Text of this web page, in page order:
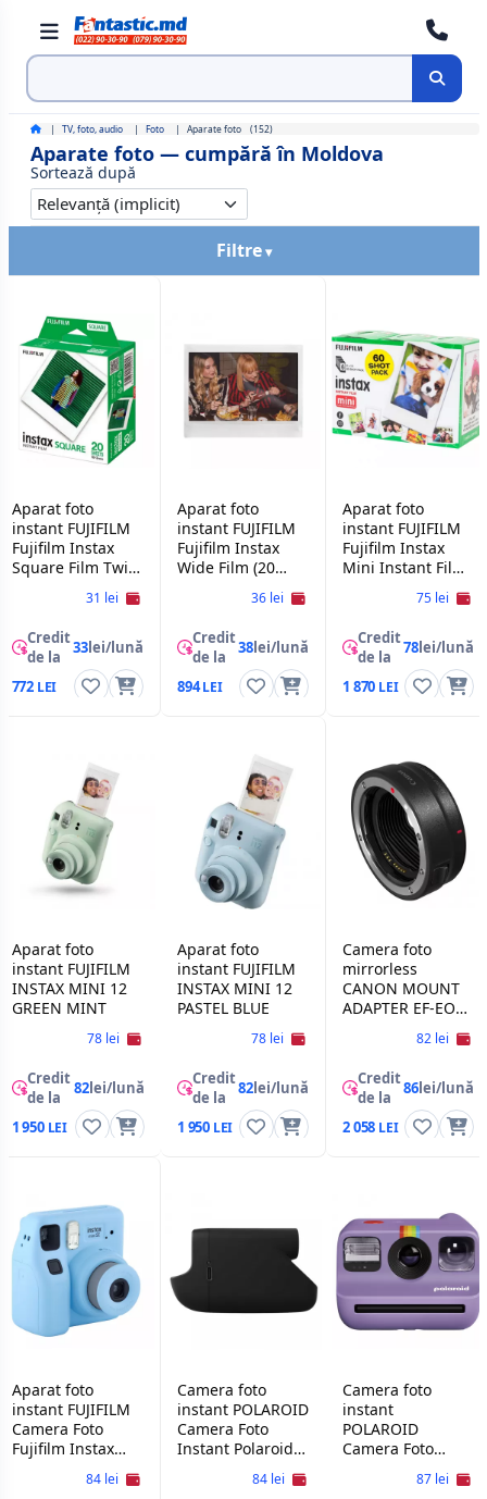
Cauta
TV, foto, audio Foto Aparate foto (152)
Aparate foto — cumpără în Moldova
Sortează după
Filtre
Aparat foto
instant FUJIFILM
Fujifilm Instax
Square Film Twin
31 lei
Credit
de la
33lei/lună
772
Aparat foto
instant FUJIFILM
Fujifilm Instax
Wide Film (20
36 lei
Credit
de la
38lei/lună
894
Aparat foto
instant FUJIFILM
Fujifilm Instax
Mini Instant Film
shots) White75 lei
Credit
de la
78lei/lună
1 870
Aparat foto
instant FUJIFILM
INSTAX MINI 12
GREEN MINT
78 lei
Credit
de la
82lei/lună
1 950
Aparat foto
instant FUJIFILM
INSTAX MINI 12
PASTEL BLUE
78 lei
Credit
de la
82lei/lună
1 950
Camera foto
mirrorless
CANON МOUNT
ADAPTER EF-EOS
82 lei
Credit
de la
86lei/lună
2 058
Aparat foto
instant FUJIFILM
Camera Foto
Fujifilm Instax
84 lei
Camera foto
instant POLAROID
Camera Foto
Instant Polaroid
84 lei
Camera foto
instant
POLAROID
Camera Foto
Go Gen2, Purple
87 lei